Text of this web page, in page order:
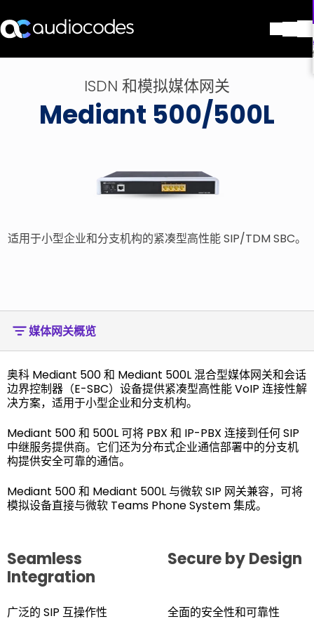
合作伙伴
服务与支持
ISDN 和模拟媒体网关
Mediant 500/500L
适用于小型企业和分支机构的紧凑型高性能 SIP/TDM SBC。
媒体网关概览
奥科 Mediant 500 和 Mediant 500L 混合型媒体网关和会话
边界控制器（E-SBC）设备提供紧凑型高性能 VoIP 连接性解
决方案，适用于小型企业和分支机构。
Mediant 500 和 500L 可将 PBX 和 IP-PBX 连接到任何 SIP
中继服务提供商。它们还为分布式企业通信部署中的分支机
构提供安全可靠的通信。
Mediant 500 和 Mediant 500L 与微软 SIP 网关兼容，可将
模拟设备直接与微软 Teams Phone System 集成。
Seamless
Integration
广泛的 SIP 互操作性
Secure by Design
全面的安全性和可靠性